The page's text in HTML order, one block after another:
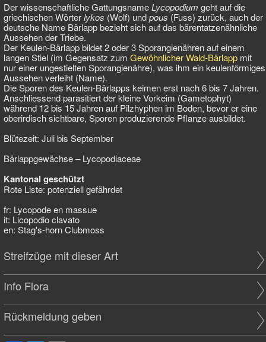
Der wissenschaftliche GattungsnameLycopodium geht auf die
griechischen Wörterlykos (Wolf) undpous (Fuss) zurück, auch der
deutsche Name Bärlapp bezieht sich auf das bärentatzenähnliche
Aussehen der Triebe.
Der Keulen-Bärlapp bildet 2 oder 3 Sporangienähren auf einem
langen Stiel (im Gegensatz zum Gewöhnlicher Wald-Bärlapp mit
nur einer ungestielten Sporangienähre), was ihm ein keulenförmiges
Aussehen verleiht (Name).
Die Sporen des Keulen-Bärlapps keimen erst nach 6 bis 7 Jahren.
Anschliessend parasitiert der kleine Vorkeim (Gametophyt)
während 12 bis 15 Jahren auf Pilzhyphen im Boden, bevor er eine
oberirdisch sichtbare, Sporen produzierende Pflanze ausbildet.
Blütezeit: Juli bis September
Bärlappgewächse – Lycopodiaceae
Kantonal geschützt
Rote Liste: potenziell gefährdet
fr: Lycopode en massue
it: Licopodio clavato
en: Stag's-horn Clubmoss
Streifzüge mit dieser Art
Info Flora
Rückmeldung geben